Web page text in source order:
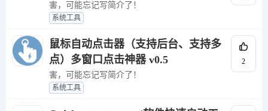
害，可能忘记写简介了！
系统工具
鼠标自动点击器（支持后台、支持多
点）多窗口点击神器 v0.5
害，可能忘记写简介了！
系统工具
2